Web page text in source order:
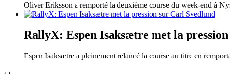
Oliver Eriksson a remporté la deuxième course du week-end à
RallyX: Espen Isaksætre met la
Espen Isaksætre a pleinement relancé la course au titre en
› ‹